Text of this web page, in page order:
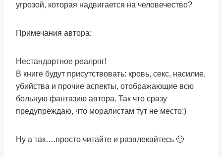
угрозой, которая надвигается на человечество?
Примечания автора:
Нестандартное реалрпг!
В книге будут присутствовать: кровь, секс, насилие,
убийства и прочие аспекты, отображающие всю
больную фантазию автора. Так что сразу
предупреждаю, что моралистам тут не место:)
Ну а так….просто читайте и развлекайтесь 🙂